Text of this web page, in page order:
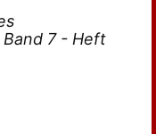
7 - Heft